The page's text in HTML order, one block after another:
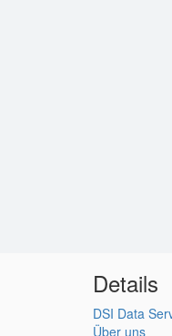
Details
DSI Data
Über uns